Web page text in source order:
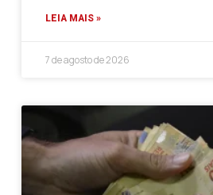
LEIA MAIS »
7 de agosto de 2026